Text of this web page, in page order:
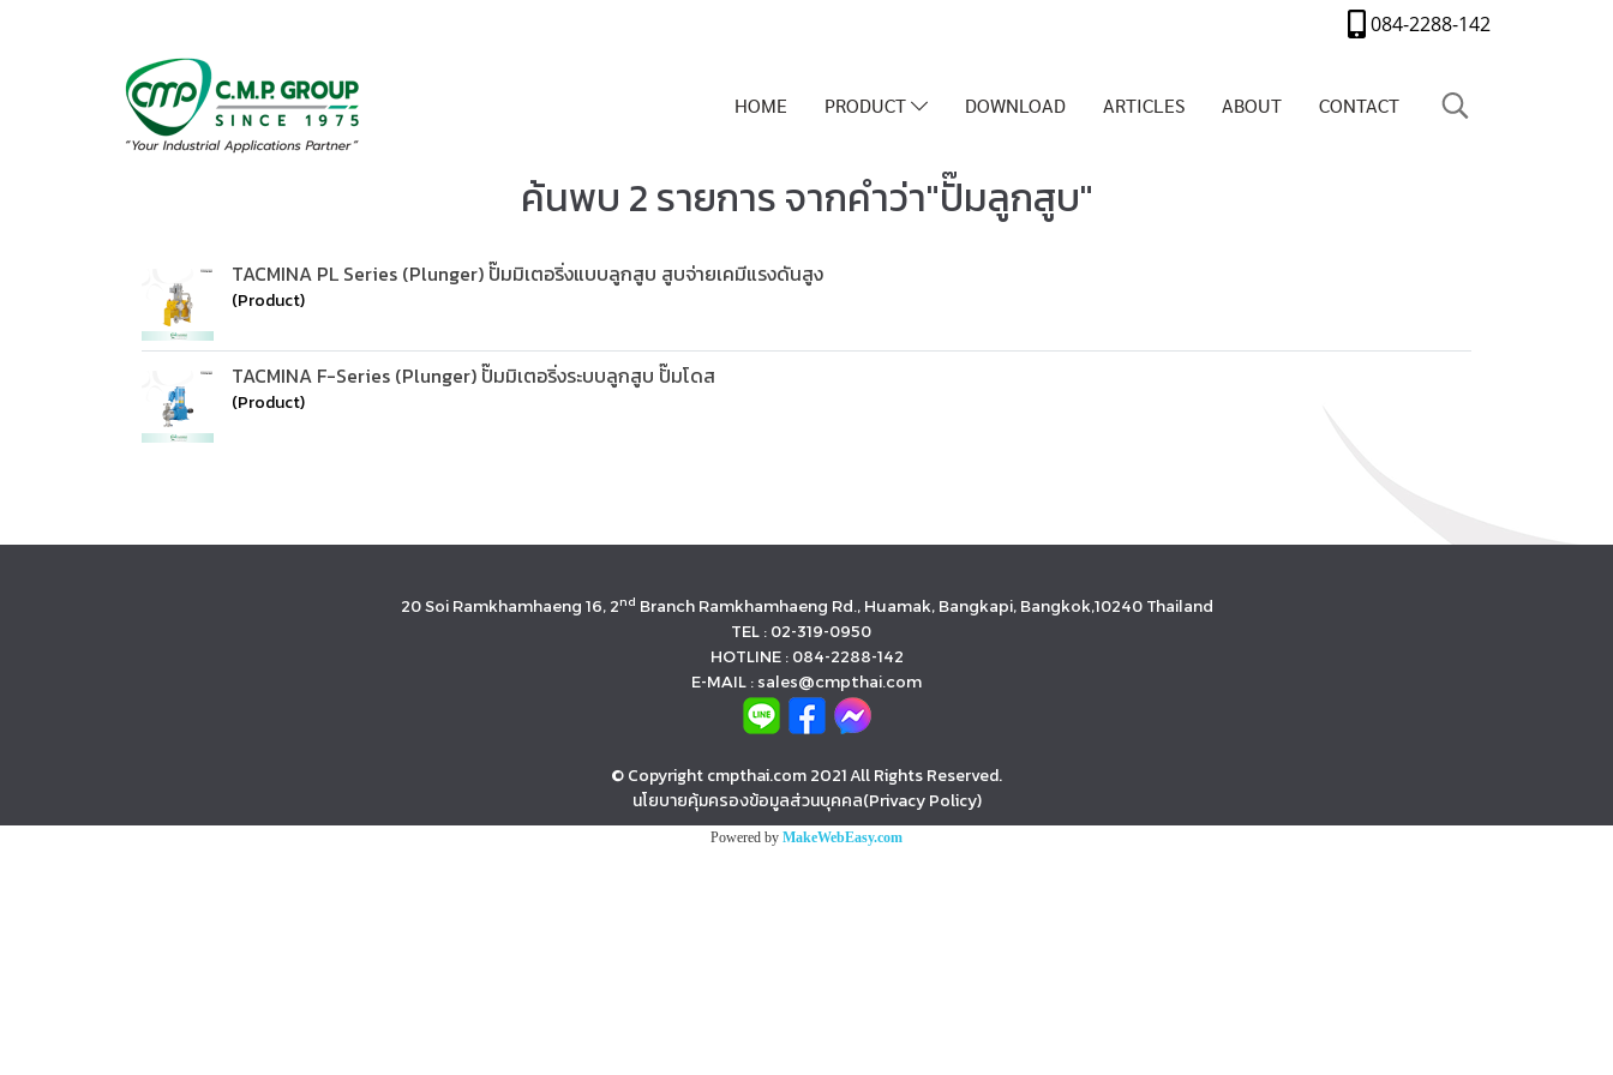
084-2288-142
HOME PRODUCT DOWNLOAD ARTICLES ABOUT CONTACT
ค้นพบ 2 รายการ จากคำว่า"ปั๊มลูกสูบ"
TACMINA PL Series (Plunger) ปั๊มมิเตอริ่งแบบลูกสูบ สูบจ่ายเคมีแรงดันสูง
(Product)
TACMINA F-Series (Plunger) ปั๊มมิเตอริ่งระบบลูกสูบ ปั๊มโดส
(Product)
20 Soi Ramkhamhaeng 16, 2nd Branch Ramkhamhaeng Rd., Huamak, Bangkapi, Bangkok,10240 Thailand
TEL : 02-319-0950
HOTLINE : 084-2288-142
E-MAIL : sales@cmpthai.com
© Copyright cmpthai.com 2021 All Rights Reserved.
นโยบายคุ้มครองข้อมูลส่วนบุคคล(Privacy Policy)
Powered by MakeWebEasy.com